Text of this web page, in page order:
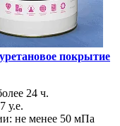
покрытие
24 ч.
у.е.
не менее 50 мПа